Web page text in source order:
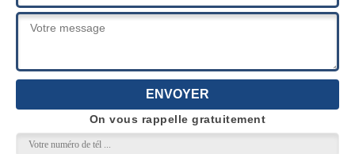
On vous rappelle gratuitement